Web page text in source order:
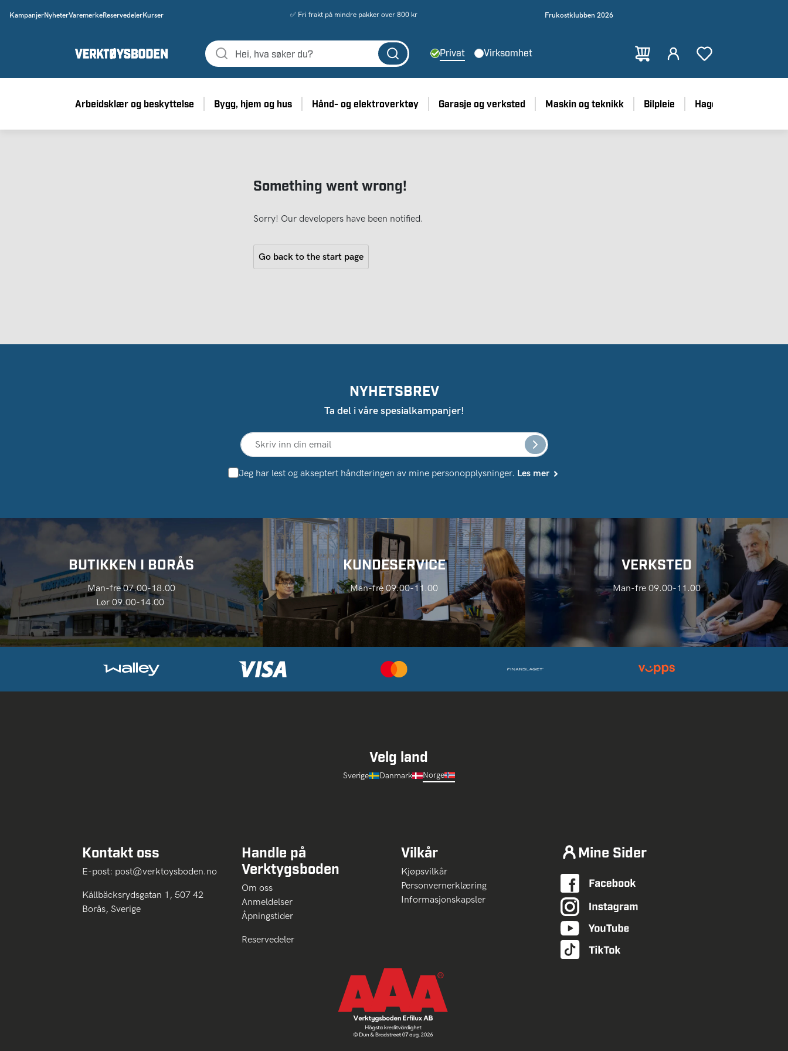
KampanjerNyheterVaremerkeReservedelerKurser ✅ Fri frakt på mindre pakker over 800 kr Frukostklubben 2026
Privat Virksomhet
Arbeidsklær og beskyttelse Bygg, hjem og hus Hånd- og elektroverktøy Garasje og verksted Maskin og teknikk Bilpleie Hage
Something went wrong!
Sorry! Our developers have been notified.
Go back to the start page
NYHETSBREV
Ta del i våre spesialkampanjer!
Jeg har lest og akseptert håndteringen av mine personopplysninger. Les mer
BUTIKKEN I BORÅS
Man-fre 07.00-18.00
Lør 09.00-14.00
KUNDESERVICE
Man-fre 09.00-11.00
VERKSTED
Man-fre 09.00-11.00
Velg land
Sverige Danmark Norge
Kontakt oss
E-post: post@verktoysboden.no
Källbäcksrydsgatan 1, 507 42
Borås, Sverige
Handle på
Verktygsboden
Om oss
Anmeldelser
Åpningstider
Reservedeler
Vilkår
Kjøpsvilkår
Personvernerklæring
Informasjonskapsler
Mine Sider